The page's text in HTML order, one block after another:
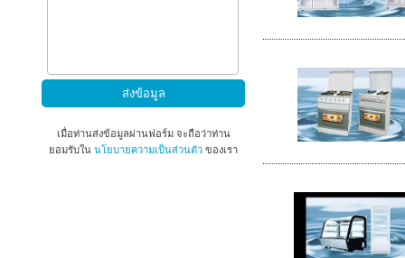
เมื่อท่านส่งข้อมูลผ่านฟอร์ม จะถือว่าท่าน
ยอมรับใน นโยบายความเป็นส่วนตัวของเรา